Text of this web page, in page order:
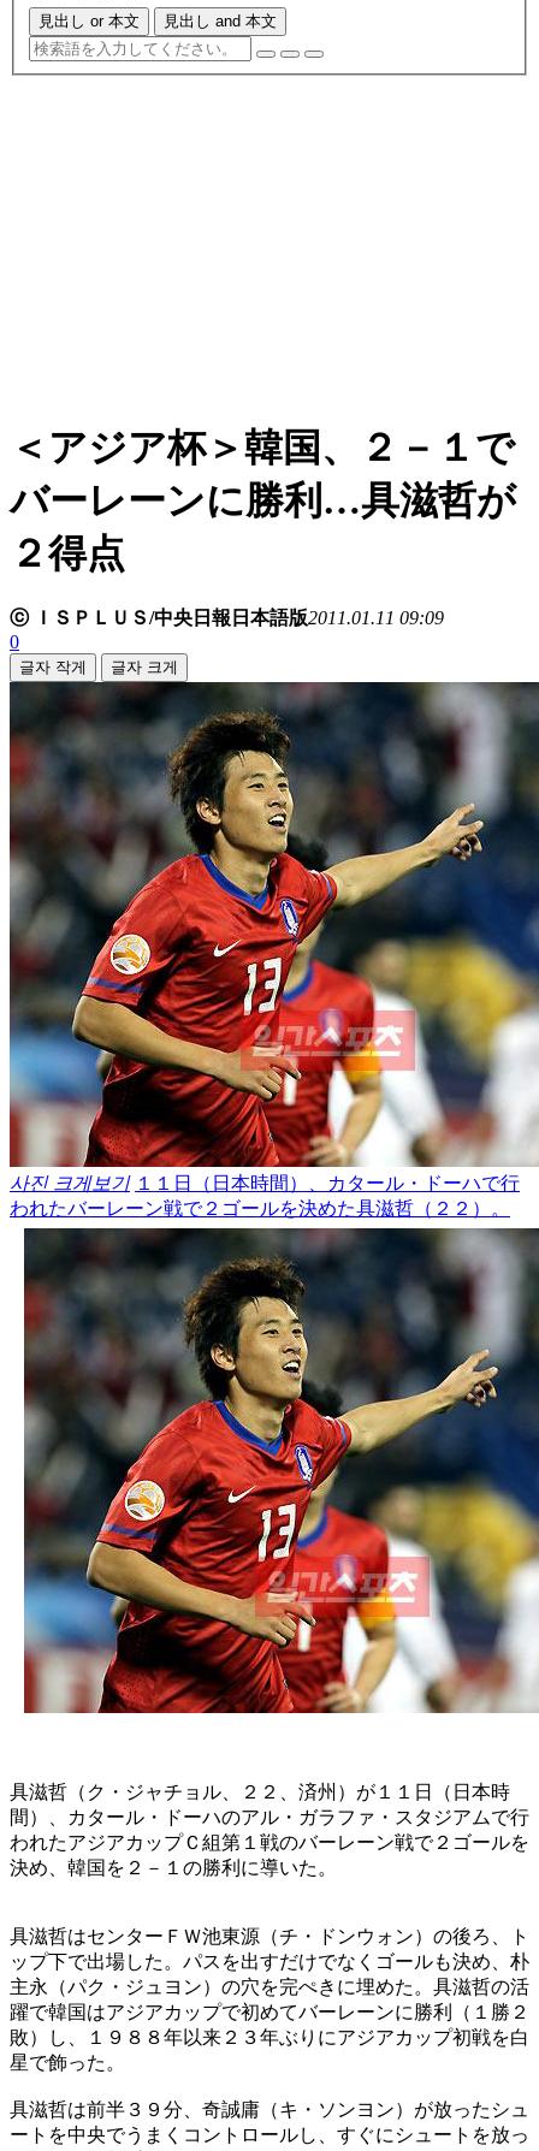
見出し or 本文 見出し and 本文
＜アジア杯＞韓国、２－１で
バーレーンに勝利…具滋哲が
２得点
ⓒ ＩＳＰＬＵＳ/中央日報日本語版2011.01.11 09:09
0
글자 작게 글자 크게
사진 크게보기 １１日（日本時間）、カタール・ドーハで行
われたバーレーン戦で２ゴールを決めた具滋哲（２２）。
具滋哲（ク・ジャチョル、２２、済州）が１１日（日本時
間）、カタール・ドーハのアル・ガラファ・スタジアムで行
われたアジアカップＣ組第１戦のバーレーン戦で２ゴールを
決め、韓国を２－１の勝利に導いた。
具滋哲はセンターＦＷ池東源（チ・ドンウォン）の後ろ、ト
ップ下で出場した。パスを出すだけでなくゴールも決め、朴
主永（パク・ジュヨン）の穴を完ぺきに埋めた。具滋哲の活
躍で韓国はアジアカップで初めてバーレーンに勝利（１勝２
敗）し、１９８８年以来２３年ぶりにアジアカップ初戦を白
星で飾った。
具滋哲は前半３９分、奇誠庸（キ・ソンヨン）が放ったシュ
ートを中央でうまくコントロールし、すぐにシュートを放っ